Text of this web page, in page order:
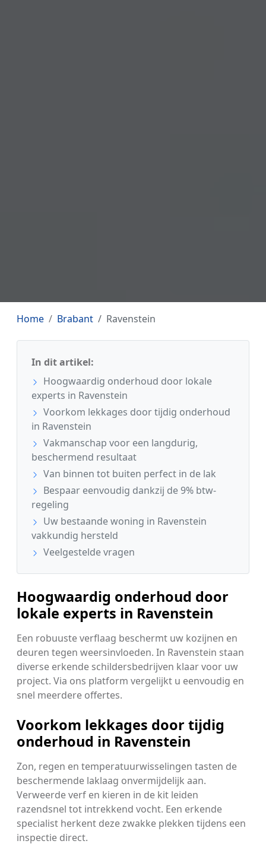
Home Brabant Ravenstein
In dit artikel:
Hoogwaardig onderhoud door lokale
experts in Ravenstein
Voorkom lekkages door tijdig onderhoud
in Ravenstein
Vakmanschap voor een langdurig,
beschermend resultaat
Van binnen tot buiten perfect in de lak
Bespaar eenvoudig dankzij de 9% btw-
regeling
Uw bestaande woning in Ravenstein
vakkundig hersteld
Veelgestelde vragen
Hoogwaardig onderhoud door
lokale experts in Ravenstein
Een robuuste verflaag beschermt uw kozijnen en
deuren tegen weersinvloeden. In Ravenstein staan
diverse erkende schildersbedrijven klaar voor uw
project. Via ons platform vergelijkt u eenvoudig en
snel meerdere offertes.
Voorkom lekkages door tijdig
onderhoud in Ravenstein
Zon, regen en temperatuurwisselingen tasten de
beschermende laklaag onvermijdelijk aan.
Verweerde verf en kieren in de kit leiden
razendsnel tot intrekkend vocht. Een erkende
specialist herkent deze zwakke plekken tijdens een
inspectie direct.